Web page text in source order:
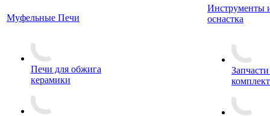
Муфельные Печи
Печи для обжига
керамики
Инструменты
оснастка